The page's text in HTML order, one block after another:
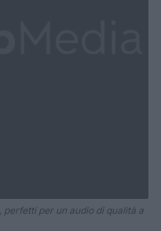
perfetti per un audio di qualità a